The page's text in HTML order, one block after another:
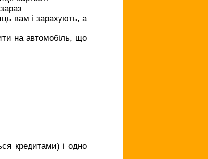
вам і зарахують, а
на автомобіль, що
кредитами) і одно